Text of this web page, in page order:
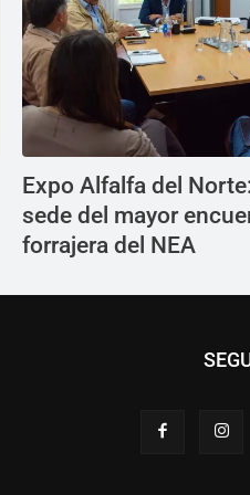
Expo Alfalfa del
sede del mayor
forrajera del NEA